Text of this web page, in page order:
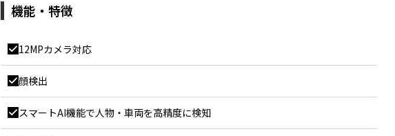
機能・特徴
12MPカメラ対応
顔検出
スマートAI機能で人物・車両を高精度に検知